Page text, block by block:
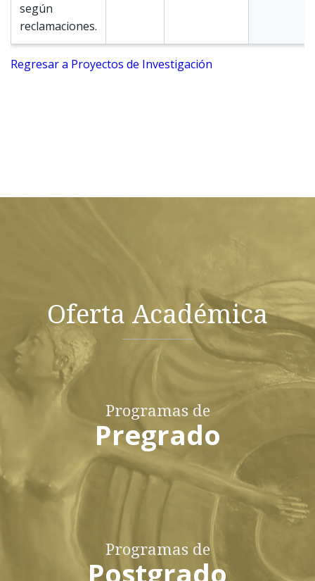
según
reclamaciones.
Regresar a Proyectos de Investigación
Oferta Académica
Programas de
Pregrado
Programas de
Postgrado